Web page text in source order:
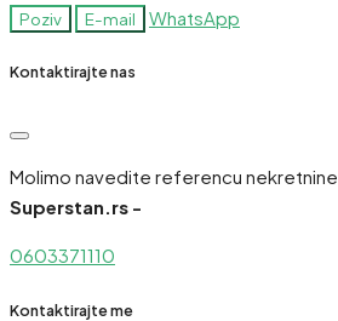
Poziv E-mail WhatsApp
Kontaktirajte nas
Molimo navedite referencu nekretnine
Superstan.rs -
0603371110
Kontaktirajte me